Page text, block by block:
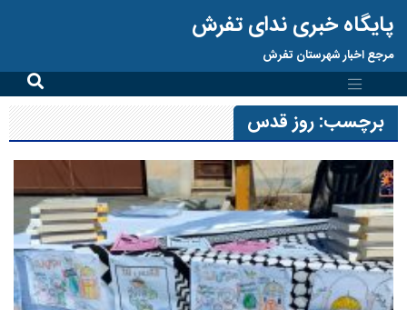
پایگاه خبری ندای تفرش
مرجع اخبار شهرستان تفرش
برچسب:روز قدس